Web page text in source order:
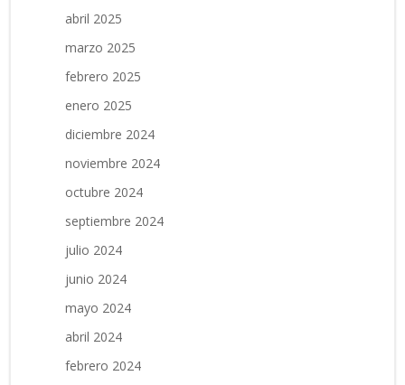
abril 2025
marzo 2025
febrero 2025
enero 2025
diciembre 2024
noviembre 2024
octubre 2024
septiembre 2024
julio 2024
junio 2024
mayo 2024
abril 2024
febrero 2024